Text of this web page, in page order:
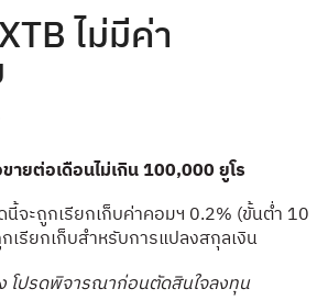
ไม่มีค่า
ยต่อเดือนไม่เกิน 100,000 ยูโร
จะถูกเรียกเก็บค่าคอมฯ 0.2% (ขั้นต่ำ 10
เรียกเก็บสำหรับการแปลงสกุลเงิน
โปรดพิจารณาก่อนตัดสินใจลงทุน